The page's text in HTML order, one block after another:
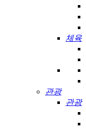
체육
관광
관광